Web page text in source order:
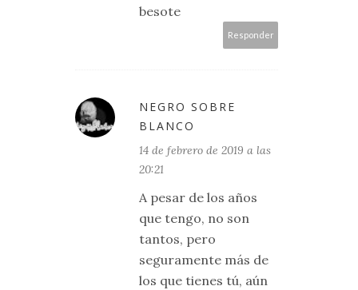
besote
Responder
NEGRO SOBRE
BLANCO
14 de febrero de 2019 a las
20:21
A pesar de los años
que tengo, no son
tantos, pero
seguramente más de
los que tienes tú, aún